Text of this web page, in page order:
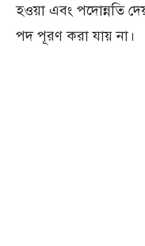
হওয়া এবং পদোন্নতি
পদ পূরণ করা যায় না।